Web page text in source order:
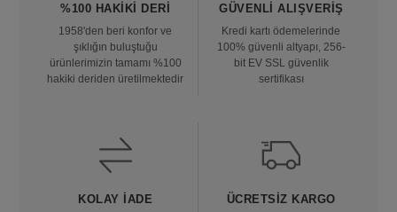
%100 HAKIKI DERI
1958'den beri konfor ve
şıklığın buluştuğu
ürünlerimizin tamamı %100
hakiki deriden üretilmektedir
GÜVENLI ALIŞVERIŞ
Kredi kartı ödemelerinde
100% güvenli altyapı, 256-
bit EV SSL güvenlik
sertifikası
KOLAY İADE ÜCRETSIZ KARGO